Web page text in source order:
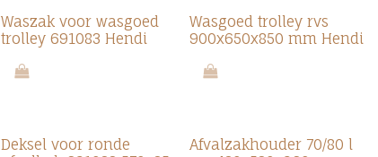
Waszak voor wasgoed
trolley 691083 Hendi
Wasgoed trolley rvs
900x650x850 mm Hendi
Deksel voor ronde
Afvalzakhouder 70/80 l